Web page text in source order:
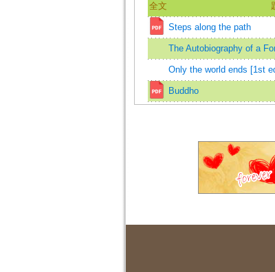
全文
Steps along the path
The Autobiography of a
Only the world ends [1st
Buddho